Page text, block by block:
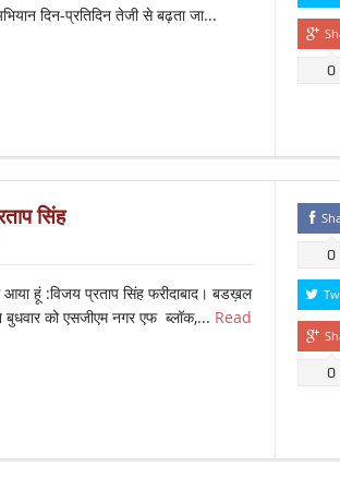
दिन-प्रतिदिन तेजी से बढ़ता जा...
0
सिंह
हूं :विजय प्रताप सिंह फरीदाबाद। बडख़ल
बुधवार को एसजीएम नगर एफ ब्लॉक,... Read
0
0